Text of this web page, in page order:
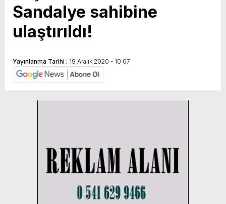
Sandalye sahibine
ulaştırıldı!
Yayınlanma Tarihi : 19 Aralık 2020 - 10:07